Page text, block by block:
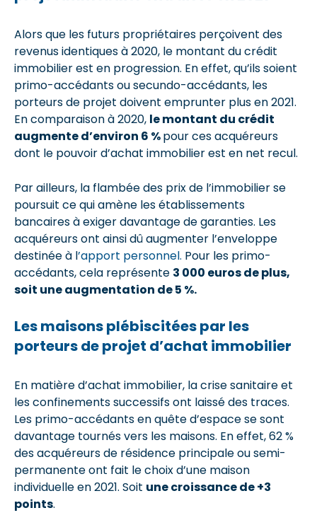
Alors que les futurs propriétaires perçoivent des
revenus identiques à 2020, le montant du crédit
immobilier est en progression. En effet, qu’ils soient
primo-accédants ou secundo-accédants, les
porteurs de projet doivent emprunter plus en 2021.
En comparaison à 2020, le montant du crédit
augmente d’environ 6 %pour ces acquéreurs
dont le pouvoir d’achat immobilier est en net recul.
Par ailleurs, la flambée des prix de l’immobilier se
poursuit ce qui amène les établissements
bancaires à exiger davantage de garanties. Les
acquéreurs ont ainsi dû augmenter l’enveloppe
destinée à l’apport personnel. Pour les primo-
accédants, cela représente 3 000 euros de plus,
soit une augmentation de 5 %.
Les maisons plébiscitées par les
porteurs de projet d’achat immobilier
En matière d’achat immobilier, la crise sanitaire et
les confinements successifs ont laissé des traces.
Les primo-accédants en quête d’espace se sont
davantage tournés vers les maisons. En effet, 62 %
des acquéreurs de résidence principale ou semi-
permanente ont fait le choix d’une maison
individuelle en 2021. Soit une croissance de +3
points.